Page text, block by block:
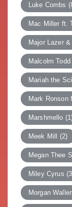
Luke Combs
Mac Miller ft.
Major Lazer
Malcolm Todd
Mariah the
Mark Ronson
Marshmello
Meek Mill (2)
Megan Thee
Miley Cyrus
Morgan